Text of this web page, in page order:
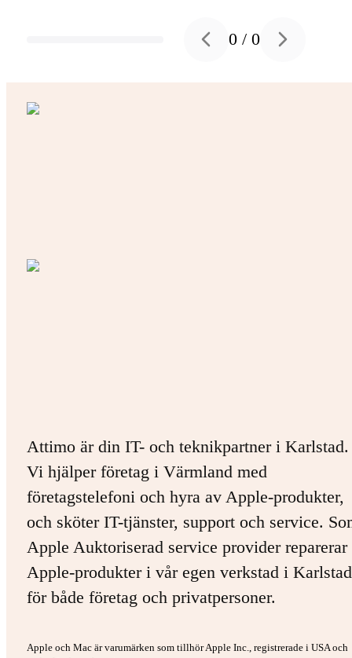
Previous slide
0 /0 Next slide
Attimo är din IT- och teknikpartner i Karlstad.
Vi hjälper företag i Värmland med
företagstelefoni och hyra av Apple-produkter,
och sköter IT-tjänster, support och service.
Apple Auktoriserad service provider
Apple-produkter i vår egen verkstad i
för både företag och privatpersoner.
Apple och Mac är varumärken som tillhör Apple Inc., registrerade i USA och